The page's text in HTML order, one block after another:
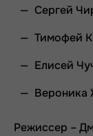
Сергей
Тимофей
Елисей
Вероника
Режиссер –